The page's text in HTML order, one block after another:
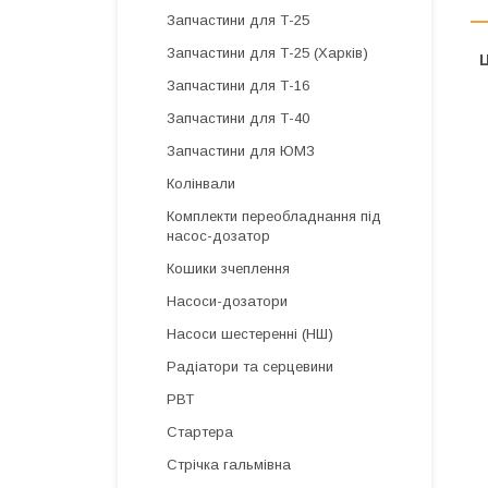
Запчастини для Т-25
Запчастини для Т-25 (Харків)
Запчастини для Т-16
Запчастини для Т-40
Запчастини для ЮМЗ
Колінвали
Комплекти переобладнання під
насос-дозатор
Кошики зчеплення
Насоси-дозатори
Насоси шестеренні (НШ)
Радіатори та серцевини
РВТ
Стартера
Стрічка гальмівна